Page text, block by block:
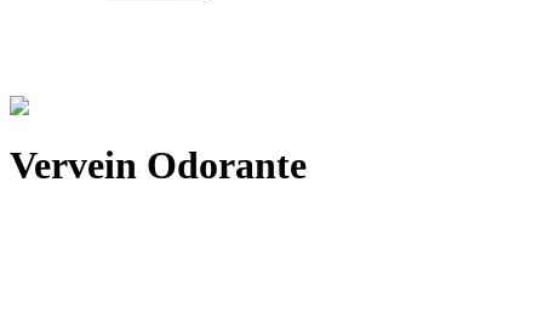
Vervein Odorante